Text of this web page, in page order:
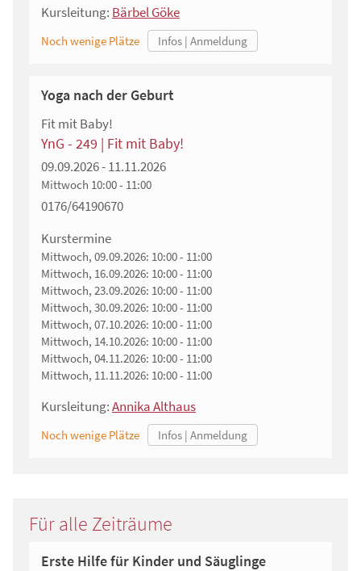
Kursleitung: Bärbel Göke
Noch wenige Plätze
Yoga nach der Geburt
Fit mit Baby!
YnG - 249 | Fit mit Baby!
09.09.2026 - 11.11.2026
Mittwoch 10:00 - 11:00
0176/64190670
Kurstermine
Mittwoch, 09.09.2026: 10:00 - 11:00
Mittwoch, 16.09.2026: 10:00 - 11:00
Mittwoch, 23.09.2026: 10:00 - 11:00
Mittwoch, 30.09.2026: 10:00 - 11:00
Mittwoch, 07.10.2026: 10:00 - 11:00
Mittwoch, 14.10.2026: 10:00 - 11:00
Mittwoch, 04.11.2026: 10:00 - 11:00
Mittwoch, 11.11.2026: 10:00 - 11:00
Kursleitung:Annika Althaus
Noch wenige Plätze
Für alle Zeiträume
Erste Hilfe für Kinder und Säuglinge